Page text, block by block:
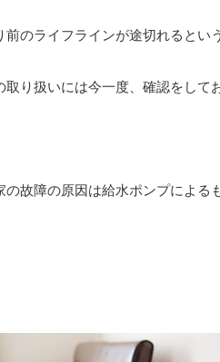
前のライフラインが途切れるとい
取り扱いには今一度、確認をして
の故障の原因は給水ポンプによる